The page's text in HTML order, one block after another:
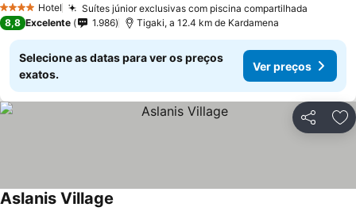
4 EstrelasHotel Suítes júnior exclusivas com piscina compartilhada
8,8 Excelente 1.986 Tigaki, a 12.4 km de Kardamena
Selecione as datas para ver os preços
exatos.
Ver preços
Partilhar
Aslanis Village